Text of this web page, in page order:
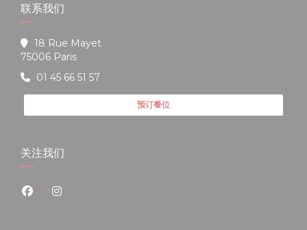
联系我们
18 Rue Mayet
75006 Paris((在新窗口中打开))
01 45 66 51 57
预订餐位
关注我们
Facebook ((在新窗口中打开))
Instagram ((在新窗口中打开))